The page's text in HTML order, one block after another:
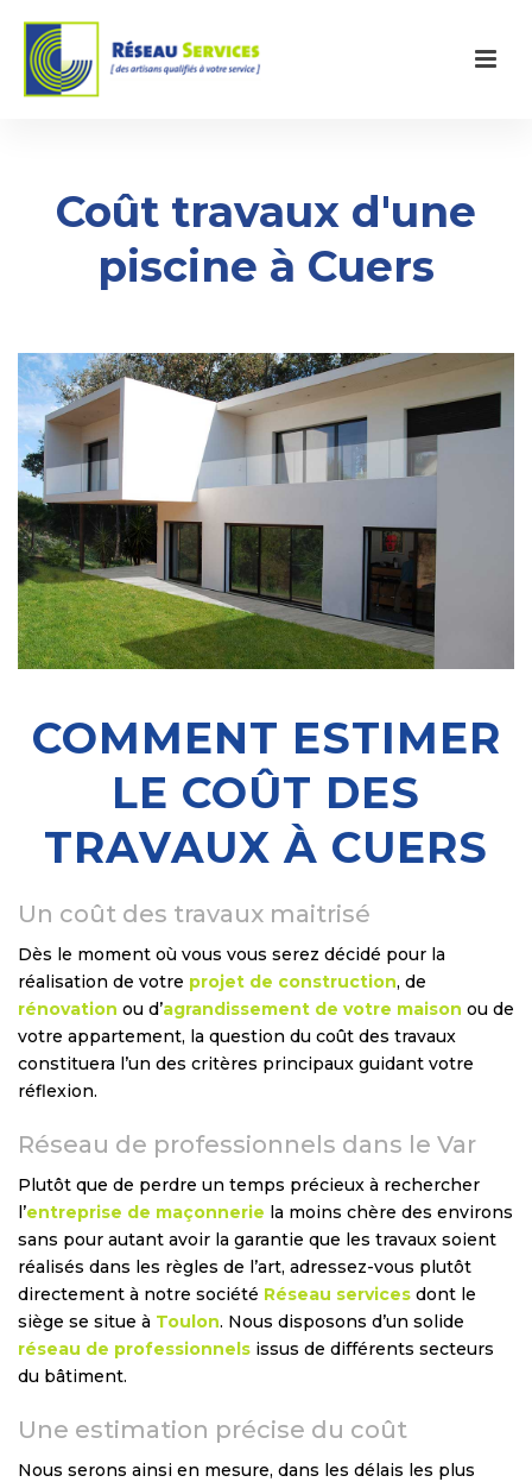
Coût travaux d'une
piscine à Cuers
COMMENT ESTIMER
LE COÛT DES
TRAVAUX À CUERS
Un coût des travaux maitrisé
Dès le moment où vous vous serez décidé pour la
réalisation de votre projet de construction, de
rénovation ou d’agrandissement de votre maison ou de
votre appartement, la question du coût des travaux
constituera l’un des critères principaux guidant votre
réflexion.
Réseau de professionnels dans le Var
Plutôt que de perdre un temps précieux à rechercher
l’entreprise de maçonnerie la moins chère des environs
sans pour autant avoir la garantie que les travaux soient
réalisés dans les règles de l’art, adressez-vous plutôt
directement à notre société Réseau services dont le
siège se situe à Toulon. Nous disposons d’un solide
réseau de professionnels issus de différents secteurs
du bâtiment.
Une estimation précise du coût
Nous serons ainsi en mesure, dans les délais les plus